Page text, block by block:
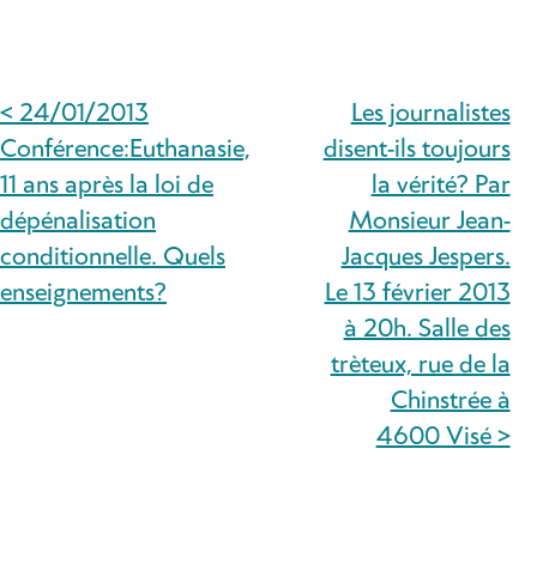
NAVIGATION
DE
L’ARTICLE
< 24/01/2013
Conférence:Euthanasie,
11 ans après la loi de
dépénalisation
conditionnelle. Quels
enseignements?
Les journalistes
disent-ils toujours
la vérité? Par
Monsieur Jean-
Jacques Jespers.
Le 13 février 2013
à 20h. Salle des
trèteux, rue de la
Chinstrée à
4600 Visé >